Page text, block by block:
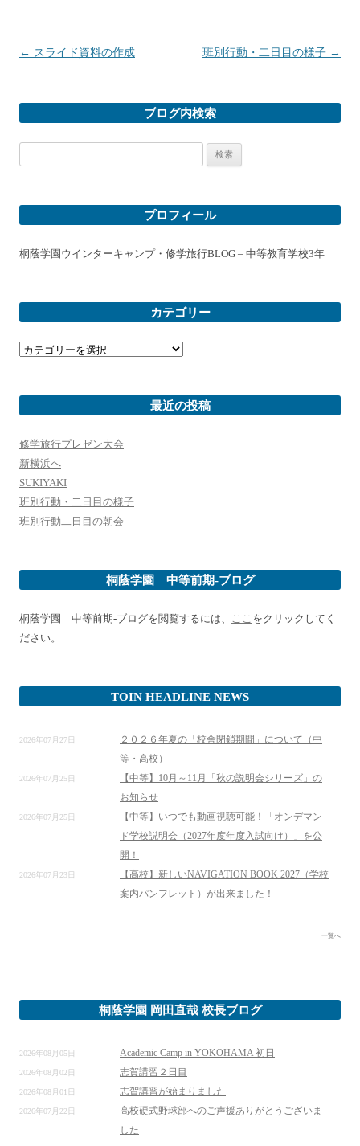
投稿ナビゲーション
← スライド資料の作成 班別行動・二日目の様子 →
ブログ内検索
索:
プロフィール
桐蔭学園ウインターキャンプ・修学旅行BLOG – 中等教育学校3年
カテゴリー
カ
テ
最近の投稿
修学旅行プレゼン大会
新横浜へ
SUKIYAKI
班別行動・二日目の様子
班別行動二日目の朝会
桐蔭学園 中等前期-ブログ
桐蔭学園 中等前期-ブログを閲覧するには、 ここ をクリックしてく
ださい。
TOIN HEADLINE NEWS
2026年07月27日
２０２６年夏の「校舎閉鎖期間」について（中
等・高校）
2026年07月25日
【中等】10月～11月「秋の説明会シリーズ」の
お知らせ
2026年07月25日
【中等】いつでも動画視聴可能！「オンデマン
ド学校説明会（2027年度年度入試向け）」を公
開！
2026年07月23日
【高校】新しいNAVIGATION BOOK 2027（学校
案内パンフレット）が出来ました！
一覧へ
桐蔭学園 岡田直哉 校長ブログ
2026年08月05日 Academic Camp in YOKOHAMA 初日
2026年08月02日 志賀講習２日目
2026年08月01日 志賀講習が始まりました
2026年07月22日
高校硬式野球部へのご声援ありがとうございま
した